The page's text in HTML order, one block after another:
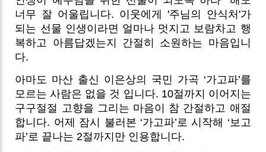
너무 잘 어울립니다. 이웃에게 '주님의 안식처'가
되는 선물 인생이라면 얼마나 멋지고 보람차고 행
복하고 아름답겠는지 간절히 소원하는 마음입니
다.
아마도 마산 출신 이은상의 국민 가곡 ‘가고파’를
모르는 사람은 없을 것 입니다. 10절까지 이어지는
구구절절 고향을 그리는 마음이 참 간절하고 애절
합니다. 어제 잠시 불러본 ‘가고파’로 시작해 ‘보고
파’로 끝나는 2절까지만 인용합니다.